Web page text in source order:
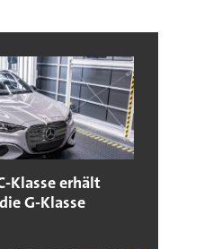
Klasse erhält
G-Klasse